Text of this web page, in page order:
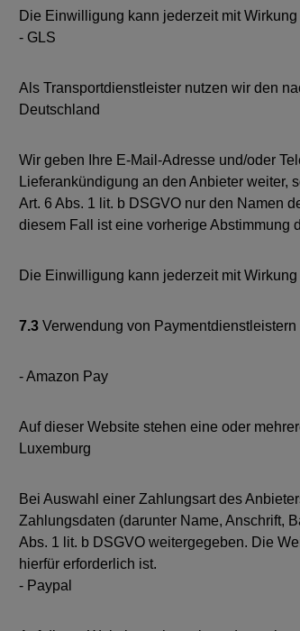
Die Einwilligung kann jederzeit mit
- GLS
Als Transportdienstleister nutzen wir den
Deutschland
Wir geben Ihre E-Mail-Adresse und/oder
Lieferankündigung an den Anbieter
Art. 6 Abs. 1 lit. b DSGVO nur den Namen
diesem Fall ist eine vorherige Abstimmung
Die Einwilligung kann jederzeit mit
7.3 Verwendung von
- Amazon Pay
Auf dieser Website stehen eine oder
Luxemburg
Bei Auswahl einer Zahlungsart des
Zahlungsdaten (darunter Name, Anschrift,
Abs. 1 lit. b DSGVO weitergegeben. Die
hierfür erforderlich ist.
- Paypal